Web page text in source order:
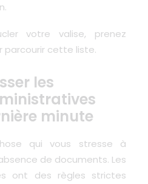
votre valise, prenez
parcourir cette liste.
les
minute
qui vous stresse à
de documents. Les
ont des règles strictes